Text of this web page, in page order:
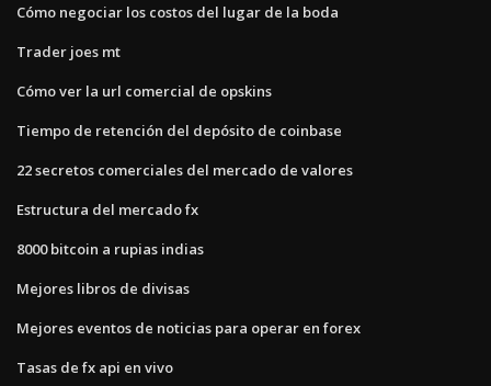
Cómo negociar los costos del lugar de la boda
Trader joes mt
Cómo ver la url comercial de opskins
Tiempo de retención del depósito de coinbase
22 secretos comerciales del mercado de valores
Estructura del mercado fx
8000 bitcoin a rupias indias
Mejores libros de divisas
Mejores eventos de noticias para operar en forex
Tasas de fx api en vivo